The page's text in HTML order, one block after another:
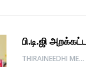
பி.டி.ஜி
THIRAINEEDHI MEDIA